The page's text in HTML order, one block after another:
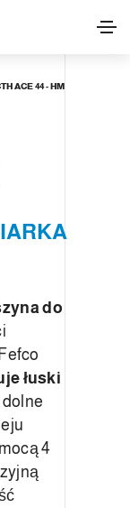
ACE 44 - HM
do
łuski
dolne
4